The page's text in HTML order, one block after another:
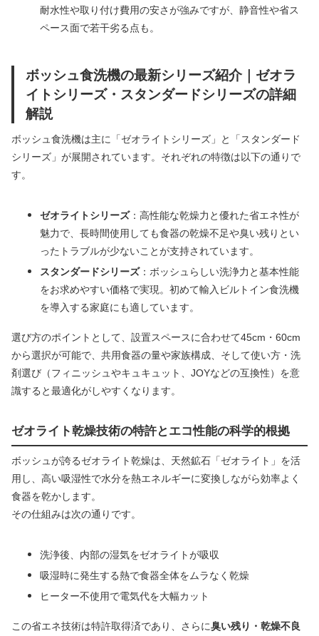
耐水性や取り付け費用の安さが強みですが、静音性や省ス
ペース面で若干劣る点も。
ボッシュ食洗機の最新シリーズ紹介｜ゼオラ
イトシリーズ・スタンダードシリーズの詳細
解説
ボッシュ食洗機は主に「ゼオライトシリーズ」と「スタンダード
シリーズ」が展開されています。それぞれの特徴は以下の通りで
す。
ゼオライトシリーズ：高性能な乾燥力と優れた省エネ性が
魅力で、長時間使用しても食器の乾燥不足や臭い残りとい
ったトラブルが少ないことが支持されています。
スタンダードシリーズ：ボッシュらしい洗浄力と基本性能
をお求めやすい価格で実現。初めて輸入ビルトイン食洗機
を導入する家庭にも適しています。
選び方のポイントとして、設置スペースに合わせて45cm・60cm
から選択が可能で、共用食器の量や家族構成、そして使い方・洗
剤選び（フィニッシュやキュキュット、JOYなどの互換性）を意
識すると最適化がしやすくなります。
ゼオライト乾燥技術の特許とエコ性能の科学的根拠
ボッシュが誇るゼオライト乾燥は、天然鉱石「ゼオライト」を活
用し、高い吸湿性で水分を熱エネルギーに変換しながら効率よく
食器を乾かします。
その仕組みは次の通りです。
洗浄後、内部の湿気をゼオライトが吸収
吸湿時に発生する熱で食器全体をムラなく乾燥
ヒーター不使用で電気代を大幅カット
この省エネ技術は特許取得済であり、さらに臭い残り・乾燥不良